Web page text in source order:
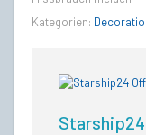
Kategorien: